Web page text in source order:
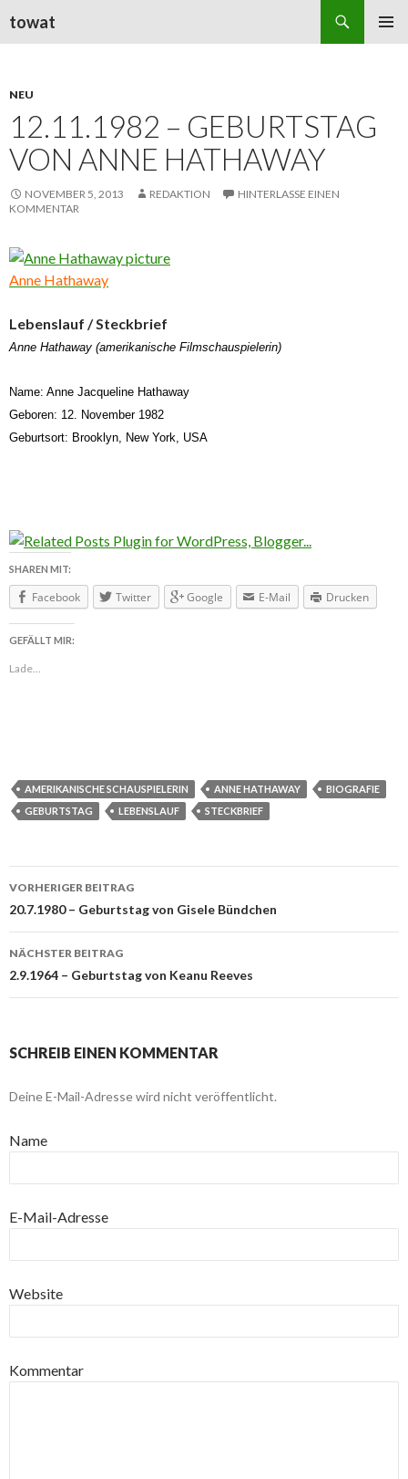
towat
NEU
12.11.1982 – GEBURTSTAG
VON ANNE HATHAWAY
NOVEMBER 5, 2013 REDAKTION
HINTERLASSE EINEN
KOMMENTAR
Anne Hathaway
Lebenslauf / Steckbrief
Anne Hathaway (amerikanische Filmschauspielerin)
Name: Anne Jacqueline Hathaway
Geboren: 12. November 1982
Geburtsort: Brooklyn, New York, USA
SHAREN MIT:
Facebook Twitter Google E-Mail Drucken
GEFÄLLT MIR:
Lade...
AMERIKANISCHE SCHAUSPIELERIN ANNE HATHAWAY
BIOGRAFIE
GEBURTSTAG
LEBENSLAUF STECKBRIEF
Beitragsnavigation
VORHERIGER BEITRAG
20.7.1980 – Geburtstag von Gisele Bündchen
NÄCHSTER BEITRAG
2.9.1964 – Geburtstag von Keanu Reeves
SCHREIB EINEN KOMMENTAR
Deine E-Mail-Adresse wird nicht veröffentlicht.
Name
E-Mail-Adresse
Website
Kommentar